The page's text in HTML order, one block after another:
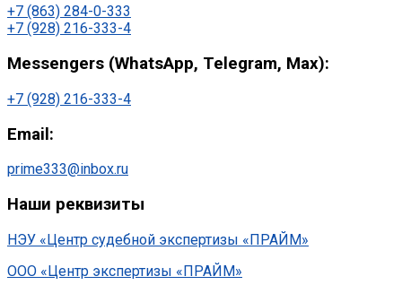
+7 (863) 284-0-333
+7 (928) 216-333-4
Messengers (WhatsApp, Telegram, Max):
+7 (928) 216-333-4
Email:
prime333@inbox.ru
Наши реквизиты
НЭУ «Центр судебной экспертизы «ПРАЙМ»
ООО «Центр экспертизы «ПРАЙМ»